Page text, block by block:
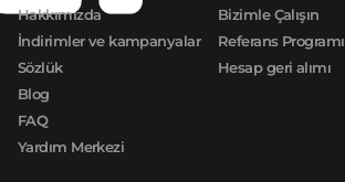
Hakkımızda
İndirimler ve kampanyalar
Sözlük
Blog
FAQ
Yardım Merkezi
Bizimle Çalışın
Referans Programı
Hesap geri alımı